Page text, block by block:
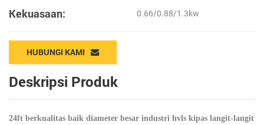
Kekuasaan: 0.66/0.88/1.3kw
HUBUNGI KAMI
Deskripsi Produk
24ft berkualitas baik diameter besar industri hvls kipas langit-langit